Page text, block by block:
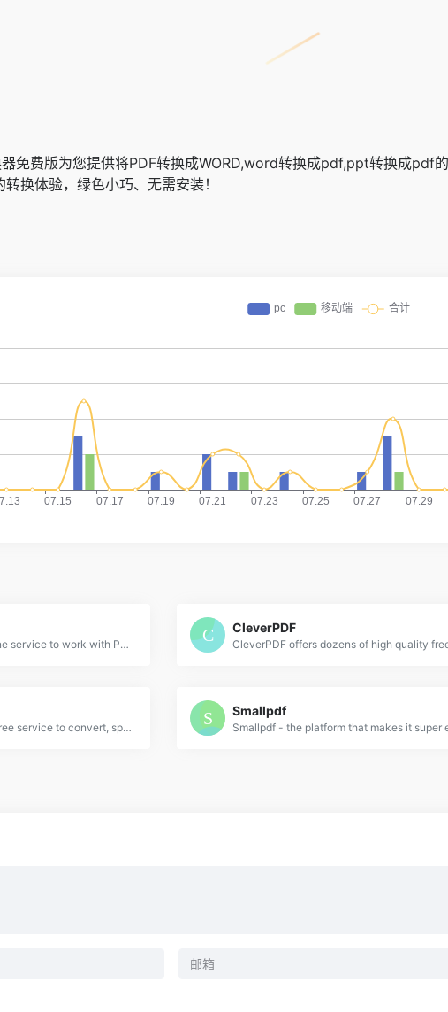
免费版为您提供将PDF转换成WORD,word转换成pdf,ppt转换成pdf
换体验，绿色小巧、无需安装！
iLovePDF is an online service to work with PDF files completely free and easy to use. Merge PDF, split PDF, compress PDF, office to PDF, PDF to JPG and more!
CleverPDF
LightPDF provides free service to convert, split, merge and edit PDF online along with other PDF-related solutions.
Smallpdf